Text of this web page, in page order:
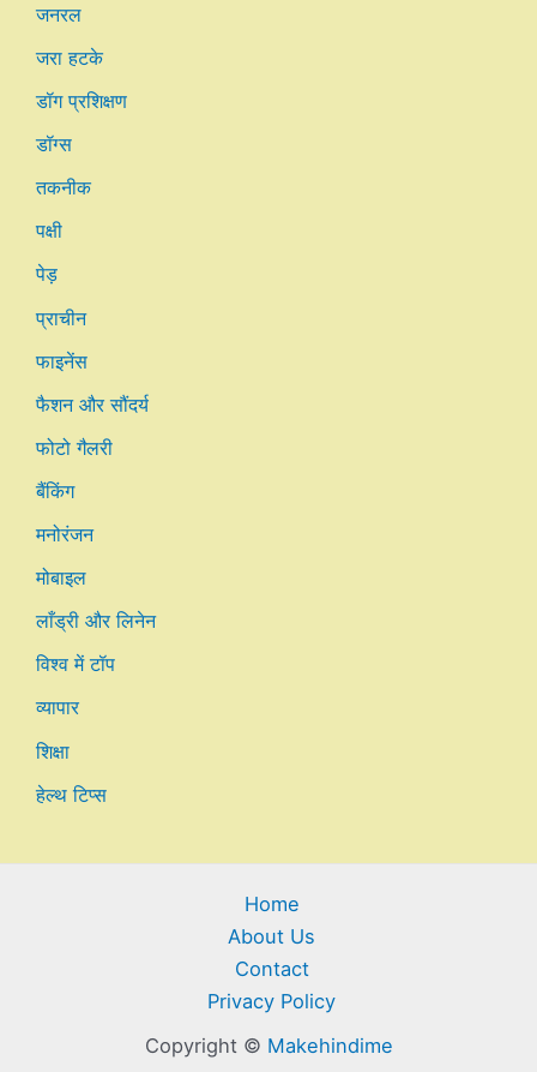
जनरल
जरा हटके
डॉग प्रशिक्षण
डॉग्स
तकनीक
पक्षी
पेड़
प्राचीन
फाइनेंस
फैशन और सौंदर्य
फोटो गैलरी
बैंकिंग
मनोरंजन
मोबाइल
लाँड्री और लिनेन
विश्व में टॉप
व्यापार
शिक्षा
हेल्थ टिप्स
Home
About Us
Contact
Privacy Policy
Copyright © Makehindime